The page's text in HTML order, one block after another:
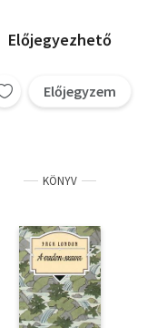
Előjegyezhető
Előjegyzem
KÖNYV